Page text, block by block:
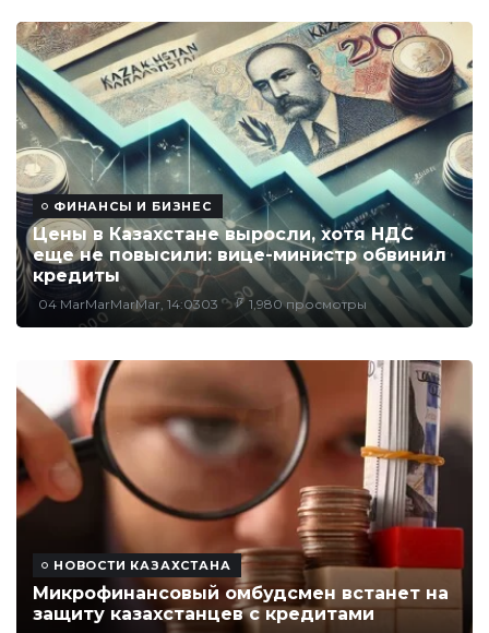
ФИНАНСЫ И БИЗНЕС
Цены в Казахстане выросли, хотя НДС
еще не повысили: вице-министр обвинил
кредиты
04 MarMarMarMar, 14:0303 1,980 просмотры
НОВОСТИ КАЗАХСТАНА
Микрофинансовый омбудсмен встанет на
защиту казахстанцев с кредитами